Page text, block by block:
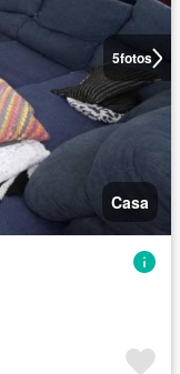
5fotos
Casa